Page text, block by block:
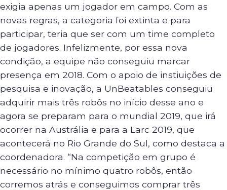
exigia apenas um jogador em campo. Com as
novas regras, a categoria foi extinta e para
participar, teria que ser com um time completo
de jogadores. Infelizmente, por essa nova
condição, a equipe não conseguiu marcar
presença em 2018. Com o apoio de instiuições de
pesquisa e inovação, a UnBeatables conseguiu
adquirir mais três robôs no início desse ano e
agora se preparam para o mundial 2019, que irá
ocorrer na Austrália e para a Larc 2019, que
acontecerá no Rio Grande do Sul, como destaca a
coordenadora. “Na competição em grupo é
necessário no mínimo quatro robôs, então
corremos atrás e conseguimos comprar três